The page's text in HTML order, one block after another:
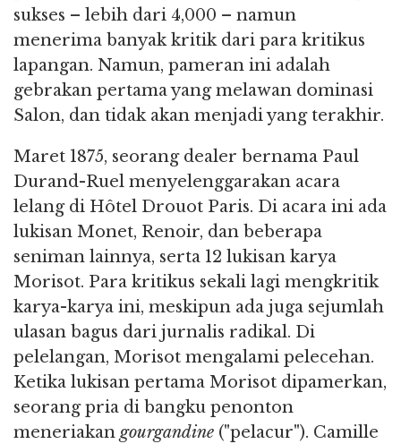
sukses – lebih dari 4,000 – namun
menerima banyak kritik dari para kritikus
lapangan. Namun, pameran ini adalah
gebrakan pertama yang melawan dominasi
Salon, dan tidak akan menjadi yang terakhir.
Maret 1875, seorang dealer bernama Paul
Durand-Ruel menyelenggarakan acara
lelang di Hôtel Drouot Paris. Di acara ini ada
lukisan Monet, Renoir, dan beberapa
seniman lainnya, serta 12 lukisan karya
Morisot. Para kritikus sekali lagi mengkritik
karya-karya ini, meskipun ada juga sejumlah
ulasan bagus dari jurnalis radikal. Di
pelelangan, Morisot mengalami pelecehan.
Ketika lukisan pertama Morisot dipamerkan,
seorang pria di bangku penonton
meneriakangourgandine ("pelacur"). Camille